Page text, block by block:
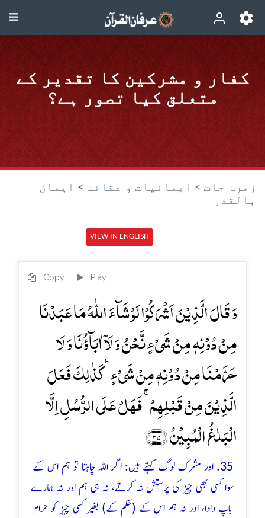
کفار و مشرکین کا تقدیر کے
متعلق کیا تصور ہے؟
زمرہ جات > ایمانیات و عقائد > ایمان
بالقدر
VIEW IN ENGLISH
Play
Copy
وَ قَالَ الَّذِیۡنَ اَشۡرَکُوۡا لَوۡ شَآءَ اللّٰہُ مَا عَبَدۡنَا
مِنۡ دُوۡنِہٖ مِنۡ شَیۡءٍ نَّحۡنُ وَ لَاۤ اٰبَآؤُنَا وَ لَا
حَرَّمۡنَا مِنۡ دُوۡنِہٖ مِنۡ شَیۡءٍ ؕ کَذٰلِکَ فَعَلَ
الَّذِیۡنَ مِنۡ قَبۡلِہِمۡ ۚ فَہَلۡ عَلَی الرُّسُلِ اِلَّا
الۡبَلٰغُ الۡمُبِیۡنُ ﴿۳۵﴾
35. اور مشرک لوگ کہتے ہیں: اگر اللہ چاہتا تو ہم اس کے
سوا کسی بھی چیز کی پرستش نہ کرتے، نہ ہی ہم اور نہ ہمارے
باپ دادا، اور نہ ہم اس کے (حکم کے) بغیر کسی چیز کو حرام